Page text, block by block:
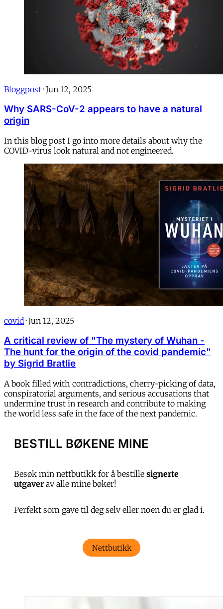
Bloggpost · Jun 12, 2025
Why SARS-CoV-2 appears to have a natural
origin
In this blog post I go into more details about why the
COVID-virus look natural and not engineered.
covid · Jun 12, 2025
A critical review of "The mystery of Wuhan -
The hunt for the origin of the covid pandemic"
by Sigrid Bratlie
A book filled with contradictions, cherry-picking of data,
conspiratorial arguments, and serious accusations that
undermine trust in research and contribute to making
the world less safe in the face of the next pandemic.
BESTILL BØKENE MINE
Besøk min nettbutikk for å bestille signerte
utgaverav alle mine bøker!
Perfekt som gave til deg selv eller noen du er glad i.
Nettbutikk